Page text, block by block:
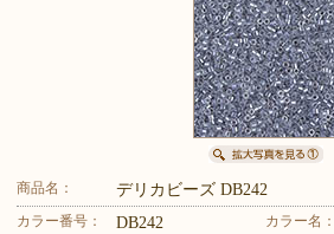
商品名： デリカビーズ DB242
カラー番号： DB242 カラー名：